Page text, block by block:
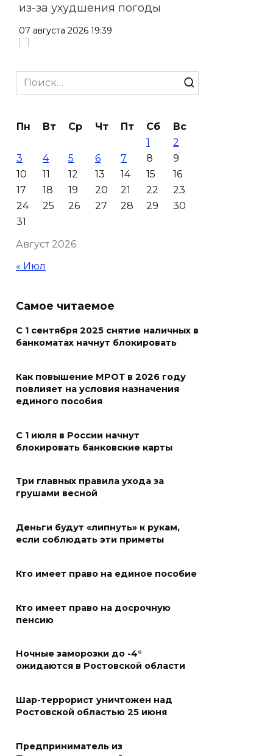
из-за ухудшения погоды
07 августа 2026 19:39
и турниры: как в Ростове
отметят День физкультурника
В Таганроге из-за аварии
отключили свет на четырех
улицах
07 августа 2026 18:42
2000 жителей бесплатно
осваивают новые профессии
тысяч детей: в Ростовской
области продолжается
07 августа 2026 18:30
в донской столице
07 августа 2026 18:28
«Метеор» «Андрей Байков»
Меры поддержки после ЧС
взаимодействие участников
избирательного процесса в
07 августа 2026 17:14
В Ростове доходный дом
Емельяновых на Большой
специалисты
Search
for:
Август 2026
Пн Вт Ср Чт Пт Сб
Вс
1
2
3
4 5 6 7 8
9
10
11 12 13 14 15
16
17
18 19 20 21 22
23
24
25 26 27 28 29
30
31
« Июл
Самое читаемое
С 1 сентября 2025 снятие наличных в
банкоматах начнут блокировать
Как повышение МРОТ в 2026 году
повлияет на условия назначения
единого пособия
С 1 июля в России начнут
блокировать банковские карты
Три главных правила ухода за
грушами весной
Деньги будут «липнуть» к рукам,
если соблюдать эти приметы
Кто имеет право на единое пособие
Кто имеет право на досрочную
пенсию
Ночные заморозки до -4°
ожидаются в Ростовской области
Шар-террорист уничтожен над
Ростовской областью 25 июня
Предприниматель из